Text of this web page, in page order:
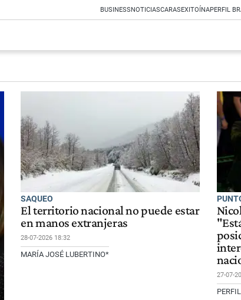
BUSINESSNOTICIASCARASEXITOÍNAPERFIL
SAQUEO
El territorio nacional no puede estar
en manos extranjeras
28-07-2026 18:32
MARÍA JOSÉ LUBERTINO*
27-07-